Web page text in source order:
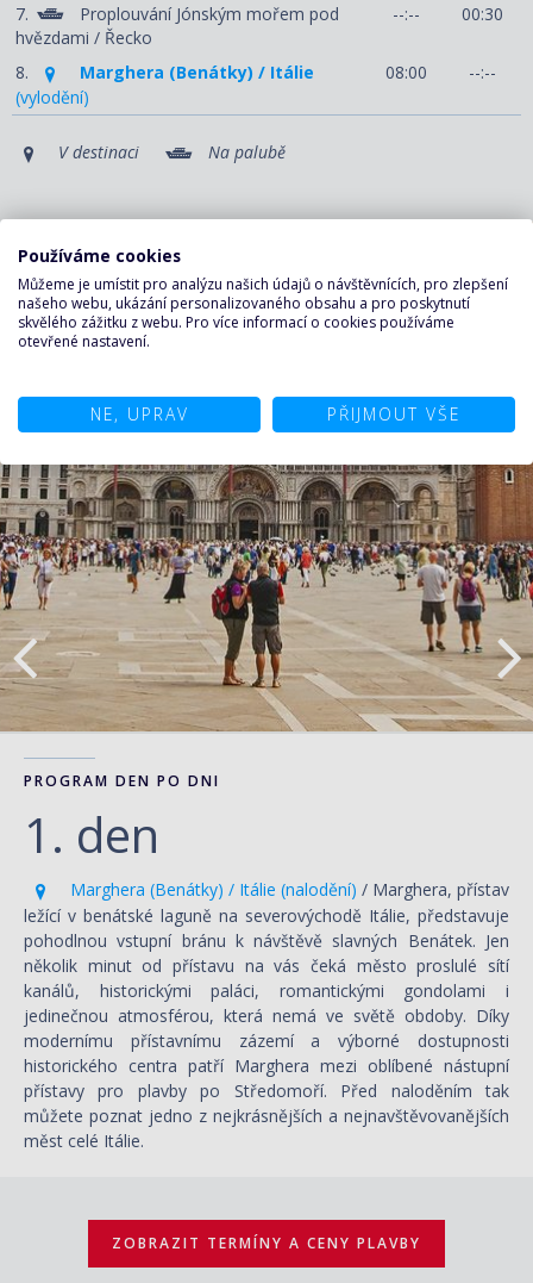
7.
Proplouvání Jónským mořem pod
hvězdami / Řecko
--:-- 00:30
8.
Marghera (Benátky) / Itálie
(vylodění)
08:00 --:--
V destinaci Na palubě
PROGRAM DEN PO DNI
1. den
Marghera (Benátky) / Itálie (nalodění) / Marghera, přístav
ležící v benátské laguně na severovýchodě Itálie, představuje
pohodlnou vstupní bránu k návštěvě slavných Benátek. Jen
několik minut od přístavu na vás čeká město proslulé sítí
kanálů, historickými paláci, romantickými gondolami i
jedinečnou atmosférou, která nemá ve světě obdoby. Díky
modernímu přístavnímu zázemí a výborné dostupnosti
historického centra patří Marghera mezi oblíbené nástupní
přístavy pro plavby po Středomoří. Před naloděním tak
můžete poznat jedno z nejkrásnějších a nejnavštěvovanějších
měst celé Itálie.
ZOBRAZIT TERMÍNY A CENY PLAVBY
Používáme cookies
Můžeme je umístit pro analýzu našich údajů o návštěvnících, pro zlepšení
našeho webu, ukázání personalizovaného obsahu a pro poskytnutí
skvělého zážitku z webu. Pro více informací o cookies používáme
otevřené nastavení.
NE, UPRAV PŘIJMOUT VŠE